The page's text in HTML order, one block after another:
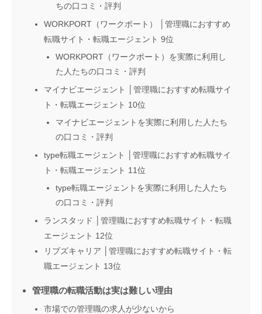
ちの口コミ・評判
WORKPORT（ワークポート） │管理職におすすめ
転職サイト・転職エージェント 9位
WORKPORT（ワークポート）を実際に利用し
た人たちの口コミ・評判
マイナビエージェント │管理職におすすめ転職サイ
ト・転職エージェント 10位
マイナビエージェントを実際に利用した人たち
の口コミ・評判
type転職エージェント │管理職におすすめ転職サイ
ト・転職エージェント 11位
type転職エージェントを実際に利用した人たち
の口コミ・評判
ランスタッド │管理職におすすめ転職サイト・転職
エージェント 12位
リブズキャリア │管理職におすすめ転職サイト・転
職エージェント 13位
管理職の転職活動は実は難しい理由
市場での管理職の求人が少ないから